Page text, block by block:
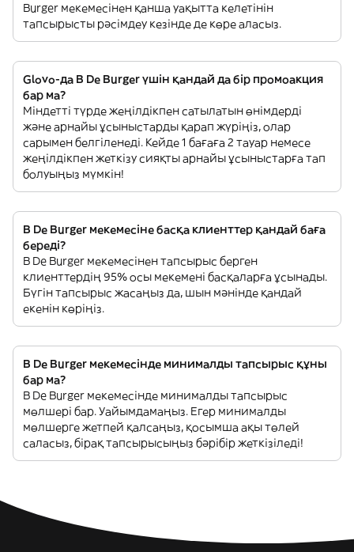
Burger мекемесінен қанша уақытта келетінін
тапсырысты рәсімдеу кезінде де көре аласыз.
Glovo-да B De Burger үшін қандай да бір промоакция
бар ма?
Міндетті түрде жеңілдікпен сатылатын өнімдерді
және арнайы ұсыныстарды қарап жүріңіз, олар
сарымен белгіленеді. Кейде 1 бағаға 2 тауар немесе
жеңілдікпен жеткізу сияқты арнайы ұсыныстарға тап
болуыңыз мүмкін!
B De Burger мекемесіне басқа клиенттер қандай баға
береді?
B De Burger мекемесінен тапсырыс берген
клиенттердің 95% осы мекемені басқаларға ұсынады.
Бүгін тапсырыс жасаңыз да, шын мәнінде қандай
екенін көріңіз.
B De Burger мекемесінде минималды тапсырыс құны
бар ма?
B De Burger мекемесінде минималды тапсырыс
мөлшері бар. Уайымдамаңыз. Егер минималды
мөлшерге жетпей қалсаңыз, қосымша ақы төлей
саласыз, бірақ тапсырысыңыз бәрібір жеткізіледі!